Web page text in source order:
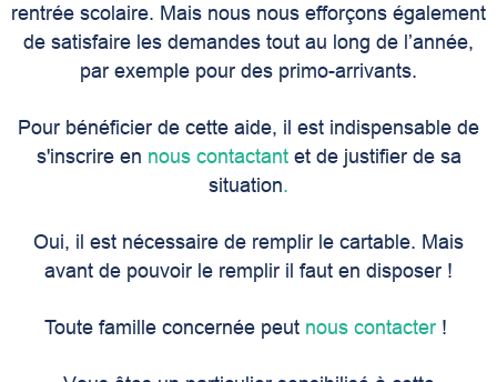
rentrée scolaire. Mais nous nous efforçons également
de satisfaire les demandes tout au long de l’année,
par exemple pour des primo-arrivants.
Pour bénéficier de cette aide, il est indispensable de
s'inscrire en nous contactant et de justifier de sa
situation.
Oui, il est nécessaire de remplir le cartable. Mais
avant de pouvoir le remplir il faut en disposer !
Toute famille concernée peut nous contacter !